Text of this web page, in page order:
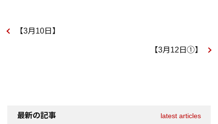
【3月10日】
【3月12日①】
最新の記事 latest articles